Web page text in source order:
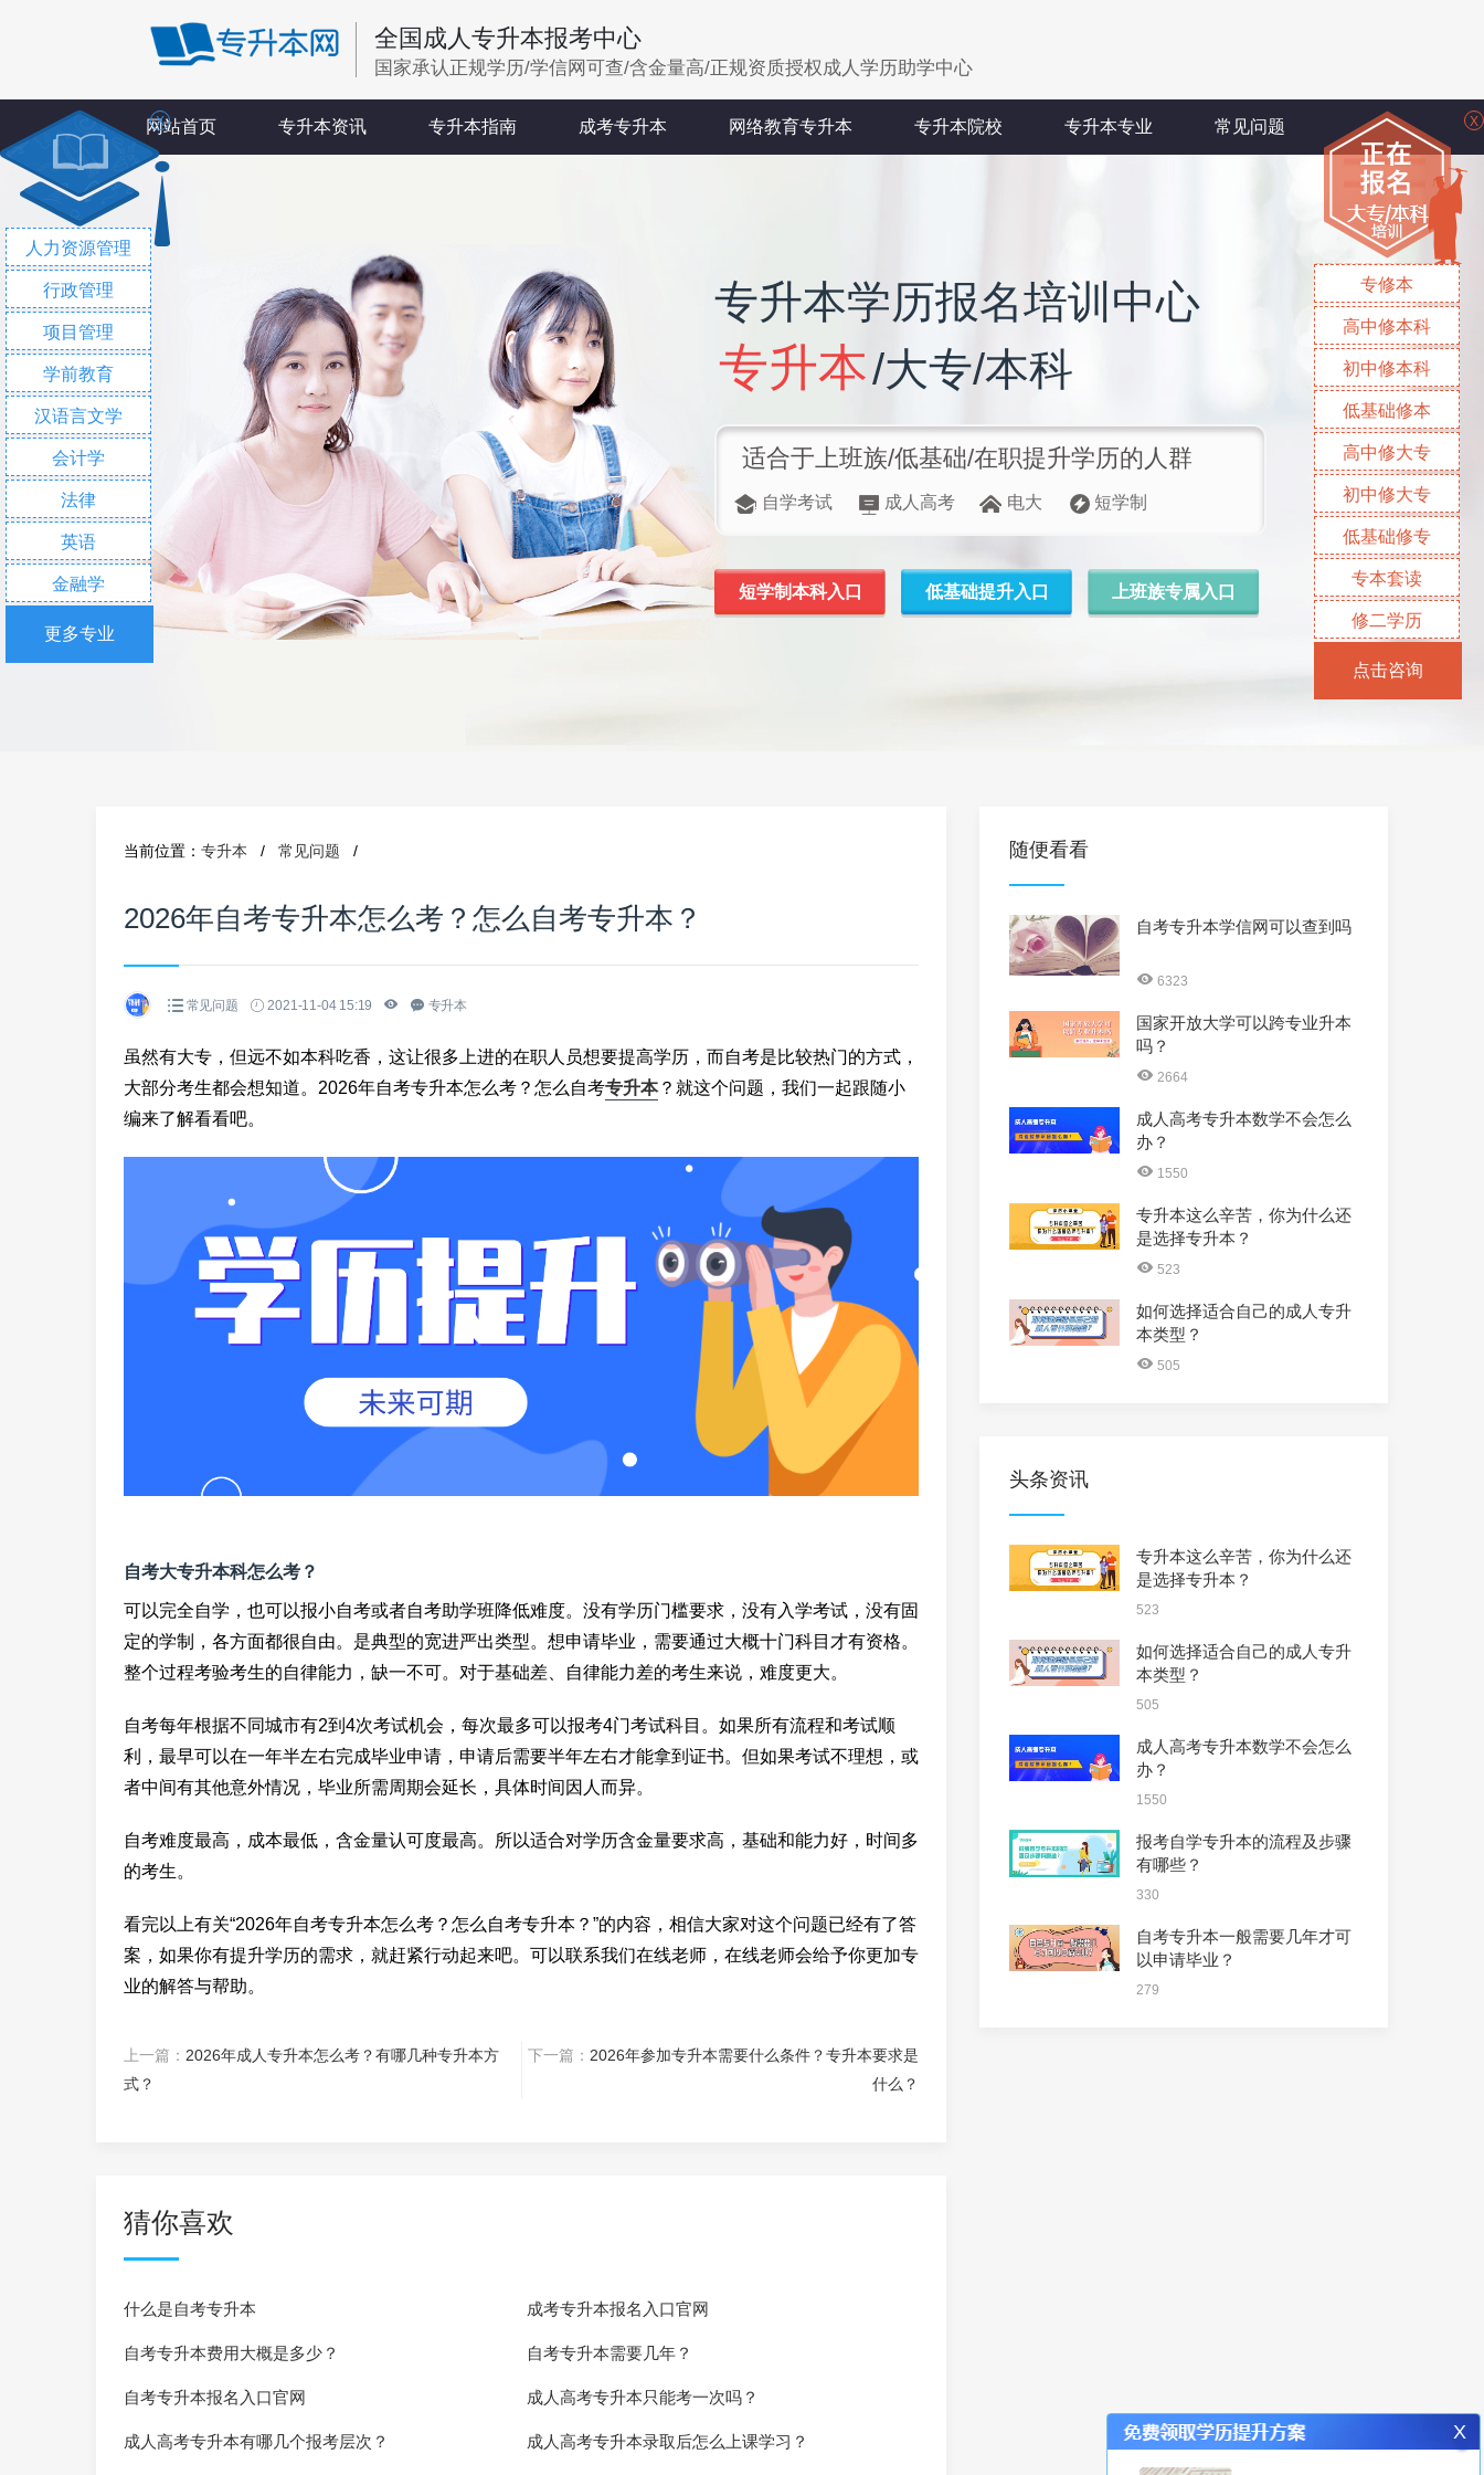
全国成人专升本报考中心
国家承认正规学历/学信网可查/含金量高/正规资质授权成人学历助学中心
网站首页 专升本资讯 专升本指南 成考专升本 网络教育专升本 专升本院校 专升本专业 常见问题
专升本学历报名培训中心
专升本/大专/本科
适合于上班族/低基础/在职提升学历的人群
自学考试 成人高考 电大 短学制
短学制本科入口 低基础提升入口 上班族专属入口
当前位置： 专升本 / 常见问题 /
2026年自考专升本怎么考？怎么自考专升本？
常见问题 2021-11-04 15:19 专升本
虽然有大专，但远不如本科吃香，这让很多上进的在职人员想要提高学历，而自考是比较热门的方式，
大部分考生都会想知道。2026年自考专升本怎么考？怎么自考专升本？就这个问题，我们一起跟随小
编来了解看看吧。
自考大专升本科怎么考？
可以完全自学，也可以报小自考或者自考助学班降低难度。没有学历门槛要求，没有入学考试，没有固
定的学制，各方面都很自由。是典型的宽进严出类型。想申请毕业，需要通过大概十门科目才有资格。
整个过程考验考生的自律能力，缺一不可。对于基础差、自律能力差的考生来说，难度更大。
自考每年根据不同城市有2到4次考试机会，每次最多可以报考4门考试科目。如果所有流程和考试顺
利，最早可以在一年半左右完成毕业申请，申请后需要半年左右才能拿到证书。但如果考试不理想，或
者中间有其他意外情况，毕业所需周期会延长，具体时间因人而异。
自考难度最高，成本最低，含金量认可度最高。所以适合对学历含金量要求高，基础和能力好，时间多
的考生。
看完以上有关“2026年自考专升本怎么考？怎么自考专升本？”的内容，相信大家对这个问题已经有了答
案，如果你有提升学历的需求，就赶紧行动起来吧。可以联系我们在线老师，在线老师会给予你更加专
业的解答与帮助。
上一篇： 2026年成人专升本怎么考？有哪几种专升本方
式？
下一篇： 2026年参加专升本需要什么条件？专升本要求是
什么？
猜你喜欢
什么是自考专升本 成考专升本报名入口官网
自考专升本费用大概是多少？ 自考专升本需要几年？
自考专升本报名入口官网 成人高考专升本只能考一次吗？
成人高考专升本有哪几个报考层次？ 成人高考专升本录取后怎么上课学习？
随便看看
自考专升本学信网可以查到吗
6323
国家开放大学可以跨专业升本
吗？
2664
成人高考专升本数学不会怎么
办？
1550
专升本这么辛苦，你为什么还
是选择专升本？
523
如何选择适合自己的成人专升
本类型？
505
头条资讯
专升本这么辛苦，你为什么还
是选择专升本？
523
如何选择适合自己的成人专升
本类型？
505
成人高考专升本数学不会怎么
办？
1550
报考自学专升本的流程及步骤
有哪些？
330
自考专升本一般需要几年才可
以申请毕业？
279
人力资源管理
行政管理
项目管理
学前教育
汉语言文学
会计学
法律
英语
金融学
更多专业
X
专修本
高中修本科
初中修本科
低基础修本
高中修大专
初中修大专
低基础修专
专本套读
修二学历
点击咨询
X
X